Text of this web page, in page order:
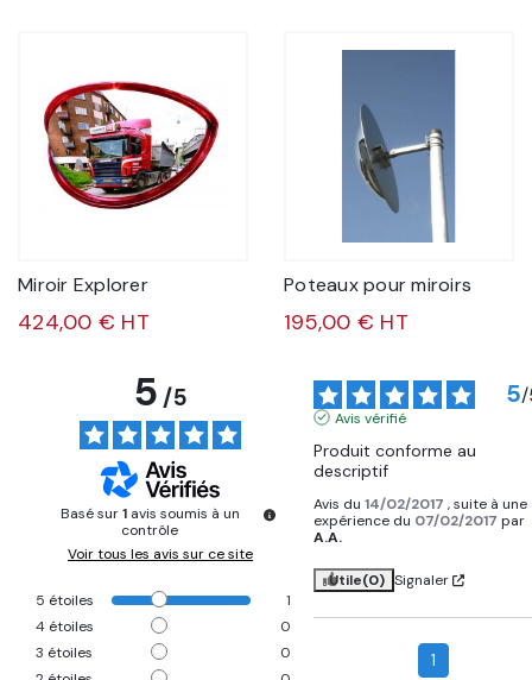
Miroir Explorer
424,00 € HT
Poteaux pour miroirs
195,00 € HT
5/5
Basé sur1 avis soumis à un
contrôle
Voir tous les avis sur ce site
5 étoiles
1
4 étoiles
0
3 étoiles
0
5/
Avis vérifié
Produit conforme au
descriptif
Avis du14/02/2017 , suite à une
expérience du 07/02/2017 par
A.A.
Utile(0) Signaler
1